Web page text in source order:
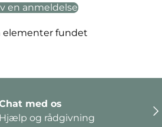
en anmeldelse
elementer fundet
med os
Hjælp og rådgivning